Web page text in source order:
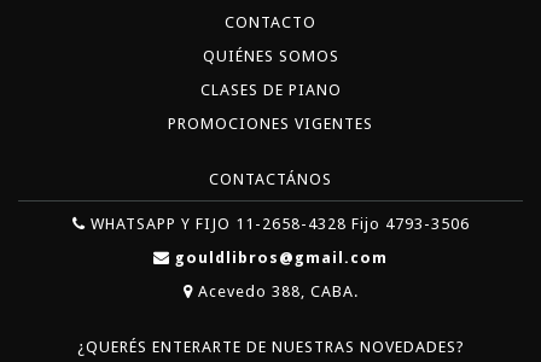
CONTACTO
QUIÉNES SOMOS
CLASES DE PIANO
PROMOCIONES VIGENTES
CONTACTÁNOS
WHATSAPP Y FIJO 11-2658-4328 Fijo 4793-3506
gouldlibros@gmail.com
Acevedo 388, CABA.
¿QUERÉS ENTERARTE DE NUESTRAS NOVEDADES?